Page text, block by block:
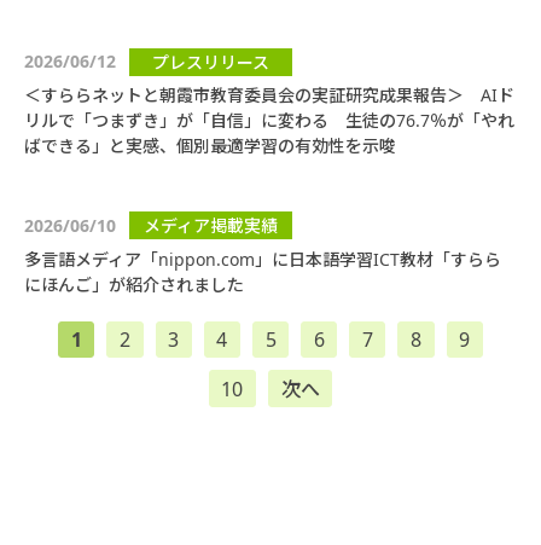
2026/06/12
プレスリリース
＜すららネットと朝霞市教育委員会の実証研究成果報告＞ AIド
リルで「つまずき」が「自信」に変わる 生徒の76.7％が「やれ
ばできる」と実感、個別最適学習の有効性を示唆
2026/06/10
メディア掲載実績
多言語メディア「nippon.com」に日本語学習ICT教材「すらら
にほんご」が紹介されました
1 2 3 4 5 6 7 8
9
10
次へ